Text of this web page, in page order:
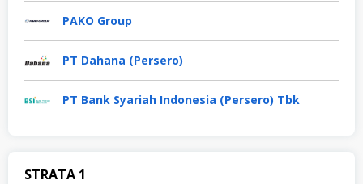
PAKO Group
PT Dahana (Persero)
PT Bank Syariah Indonesia (Persero) Tbk
STRATA 1